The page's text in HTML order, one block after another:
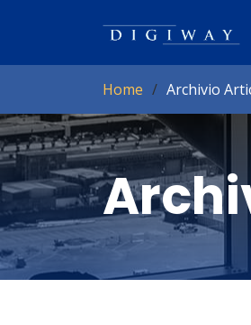
Home Archivio